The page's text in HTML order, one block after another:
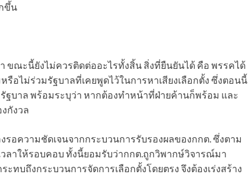
ขึ้น
ขณะนี้ยังไม่ควรติดต่ออะไรทั้งสิ้น สิ่งที่ยืนยันได้ คือ พรรคได้
รือไม่ร่วมรัฐบาลที่เคยพูดไว้ในการหาเสียงเลือกตั้ง ซึ่งตอนนี้
บาล พร้อมระบุว่า หากต้องทำหน้าที่ฝ่ายค้านก็พร้อม และ
กังวล
รอความชัดเจนจากกระบวนการรับรองผลของกกต. ซึ่งตาม
วลาให้รอบคอบ ทั้งนี้ยอมรับว่ากกต.ถูกวิพากษ์วิจารณ์มา
ทบถึงกระบวนการจัดการเลือกตั้งโดยตรง จึงต้องเร่งสร้าง